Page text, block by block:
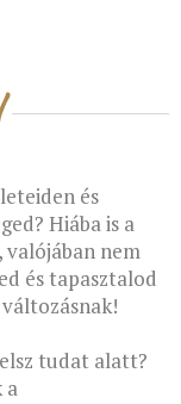
és
Hiába is a
nem
és tapasztalod
tudat alatt?
a